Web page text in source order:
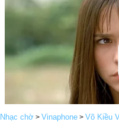
Nhạc chờ > Vinaphone > Võ Kiều